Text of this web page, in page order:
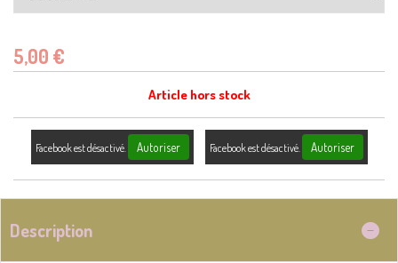
5,00 €
Article hors stock
Facebook est désactivé. Autoriser Facebook est désactivé. Autoriser
Description